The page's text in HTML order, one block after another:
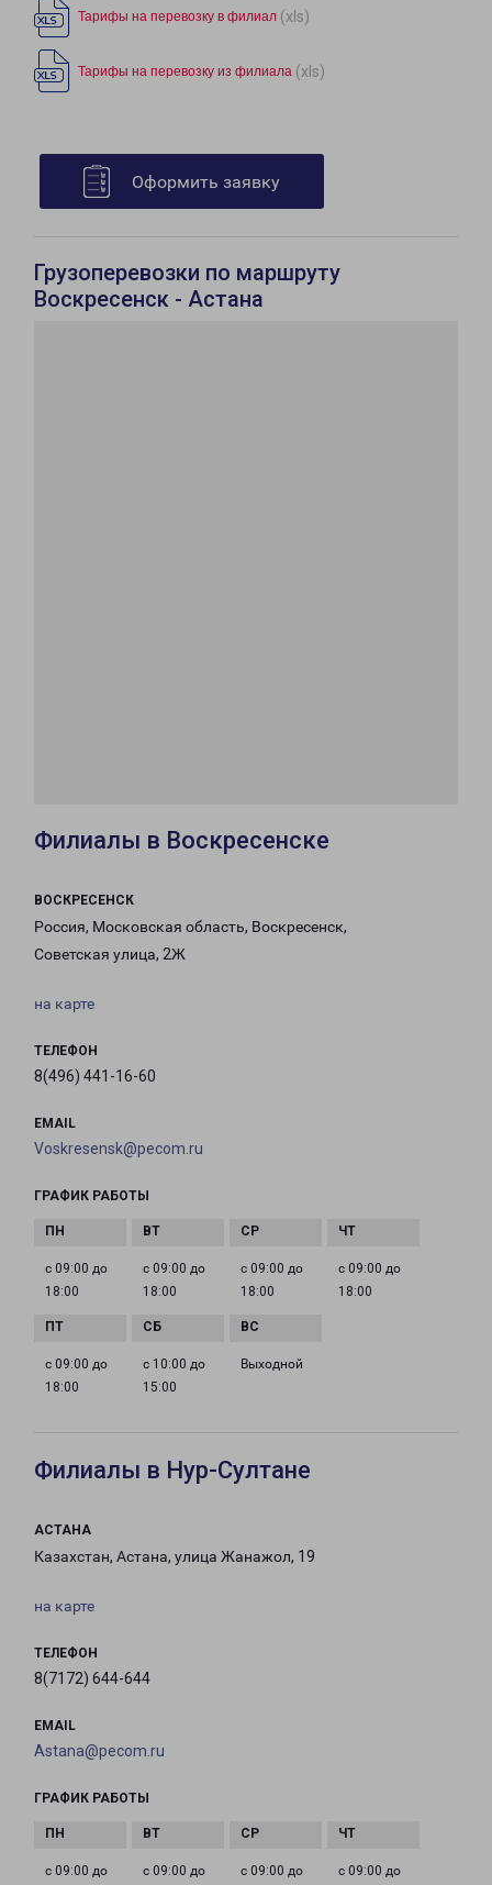
Тарифы на перевозку в филиал (xls)
Тарифы на перевозку из филиала (xls)
Оформить заявку
Грузоперевозки по маршруту
Воскресенск - Астана
Филиалы в Воскресенске
ВОСКРЕСЕНСК
Россия, Московская область, Воскресенск,
Советская улица, 2Ж
на карте
ТЕЛЕФОН
8(496) 441-16-60
EMAIL
Voskresensk@pecom.ru
ГРАФИК РАБОТЫ
с 09:00 до
18:00
с 09:00 до
18:00
с 09:00 до
18:00
с 09:00 до
18:00
с 09:00 до
18:00
с 10:00 до
15:00
Выходной
Филиалы в Нур-Султане
АСТАНА
Казахстан, Астана, улица Жанажол, 19
на карте
ТЕЛЕФОН
8(7172) 644-644
EMAIL
Astana@pecom.ru
ГРАФИК РАБОТЫ
с 09:00 до с 09:00 до с 09:00 до с 09:00 до